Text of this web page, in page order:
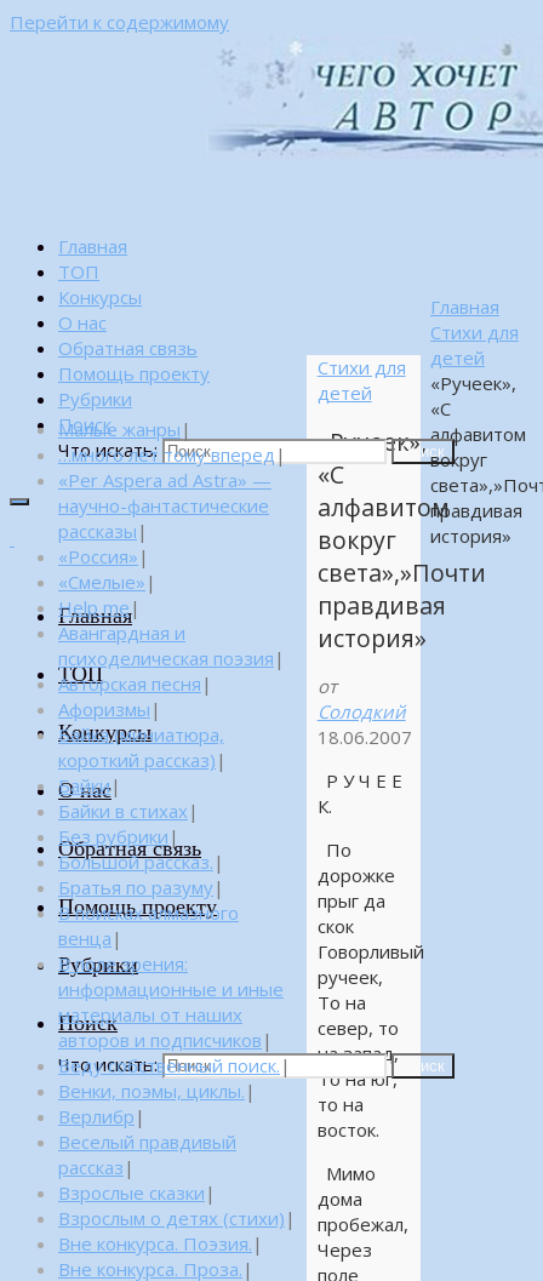
Перейти к содержимому
Главная
ТОП
Конкурсы
О нас
Обратная связь
Помощь проекту
Рубрики
Поиск
Что искать:
Поиск
Главная
ТОП
Конкурсы
О нас
Обратная связь
Помощь проекту
Рубрики
Поиск
Что искать: Поиск
Главная
Стихи для
детей
«Ручеек»,
«С
алфавитом
вокруг
правдивая
история»
Стихи для
детей
«Ручеек»,
«С
алфавитом
вокруг
света»,»Почти
правдивая
история»
от
Солодкий
18.06.2007
Р У Ч Е Е
К.
По
дорожке
прыг да
скок
Говорливый
ручеек,
То на
север, то
на запад,
То на юг,
то на
восток.
Мимо
дома
пробежал,
Через
поле
Малые жанры |
…много лет тому вперед |
«Per Aspera ad Astra» —
научно-фантастические
рассказы |
«Россия» |
«Смелые» |
Help me|
Авангардная и
психоделическая поэзия |
Авторская песня |
Афоризмы |
Байка (миниатюра,
короткий рассказ) |
Байки|
Байки в стихах |
Без рубрики |
Большой рассказ. |
Братья по разуму|
В поисках алмазного
венца |
В поле зрения:
информационные и иные
материалы от наших
авторов и подписчиков |
Веду собственный поиск. |
Венки, поэмы, циклы. |
Верлибр |
Веселый правдивый
рассказ |
Взрослые сказки |
Взрослым о детях (стихи) |
Вне конкурса. Поэзия. |
Вне конкурса. Проза. |